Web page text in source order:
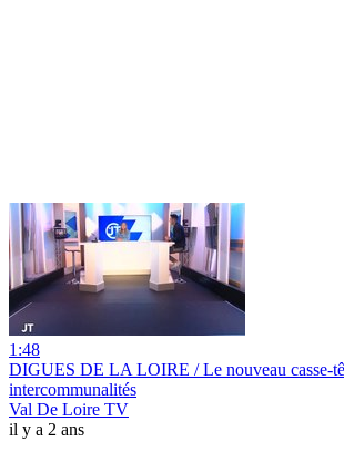
1:48
DIGUES DE LA LOIRE / Le nouveau casse-
intercommunalités
Val De Loire TV
il y a 2 ans